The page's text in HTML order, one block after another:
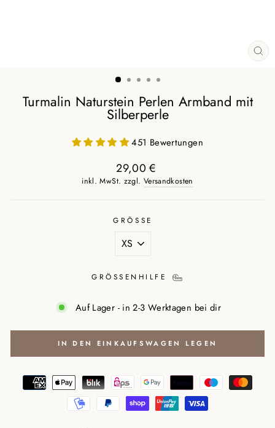
Turmalin Naturstein Perlen Armband mit
Silberperle
451 Bewertungen
Normaler
Preis
29,00 €
inkl. MwSt. zzgl. Versandkosten
GRÖSSE
GRÖSSENHILFE
Auf Lager - in 2-3 Werktagen bei dir
IN DEN EINKAUFSWAGEN LEGEN